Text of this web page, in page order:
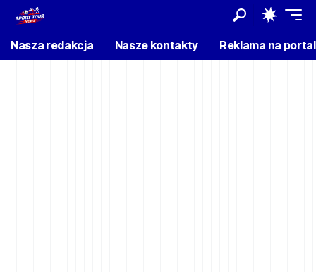
Nasza redakcja Nasze kontakty Reklama na